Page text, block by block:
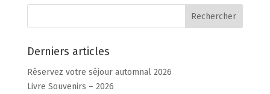
Outaouais
/POURVOIRIE RAINVILLE
Derniers articles
Réservez votre séjour automnal 2026
Livre Souvenirs – 2026